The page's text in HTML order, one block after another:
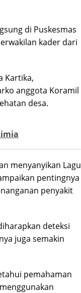
di Puskesmas
kader dari
Kartika,
anggota Koramil
desa.
menyanyikan Lagu
pentingnya
penyakit
deteksi
juga semakin
pemahaman